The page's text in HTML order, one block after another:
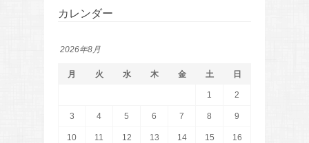
カレンダー
2026年8月
月 火 水 木 金 土 日
1 2
3 4 5 6 7 8 9
10 11 12 13 14 15 16